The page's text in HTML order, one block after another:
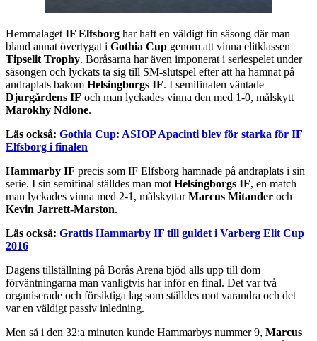
Hemmalaget IF Elfsborg har haft en väldigt fin säsong där man
bland annat övertygat i Gothia Cup genom att vinna elitklassen
Tipselit Trophy. Boråsarna har även imponerat i seriespelet under
säsongen och lyckats ta sig till SM-slutspel efter att ha hamnat på
andraplats bakom Helsingborgs IF. I semifinalen väntade
Djurgårdens IF och man lyckades vinna den med 1-0, målskytt
Marokhy Ndione.
Läs också: Gothia Cup: ASIOP Apacinti blev för starka för IF
Elfsborg i finalen
Hammarby IF precis som IF Elfsborg hamnade på andraplats i sin
serie. I sin semifinal ställdes man mot Helsingborgs IF, en match
man lyckades vinna med 2-1, målskyttarMarcus Mitander och
Kevin Jarrett-Marston.
Läs också: Grattis Hammarby IF till guldet i Varberg Elit Cup
2016
Dagens tillställning på Borås Arena bjöd alls upp till dom
förväntningarna man vanligtvis har inför en final. Det var två
organiserade och försiktiga lag som ställdes mot varandra och det
var en väldigt passiv inledning.
Men så i den 32:a minuten kunde Hammarbys nummer 9, Marcus